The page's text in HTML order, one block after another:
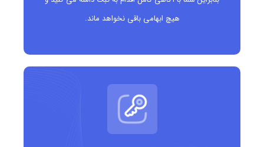
هیچ ابهامی باقی نخواهد ماند.